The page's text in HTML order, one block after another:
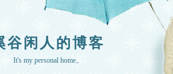
谷闲人的博客
It's my personal home。